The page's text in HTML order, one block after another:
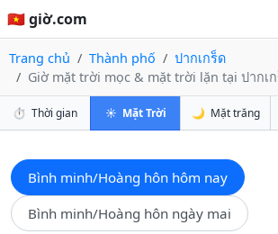
🇻🇳 giờ.com
Trang chủ Thành phố
ปากเกร็ด
Giờ mặt trời mọc & mặt trời lặn tại ปากเ
⏱️ Thời gian ☀️ Mặt Trời 🌙 Mặt trăng
Bình minh/Hoàng hôn hôm nay
Bình minh/Hoàng hôn ngày mai